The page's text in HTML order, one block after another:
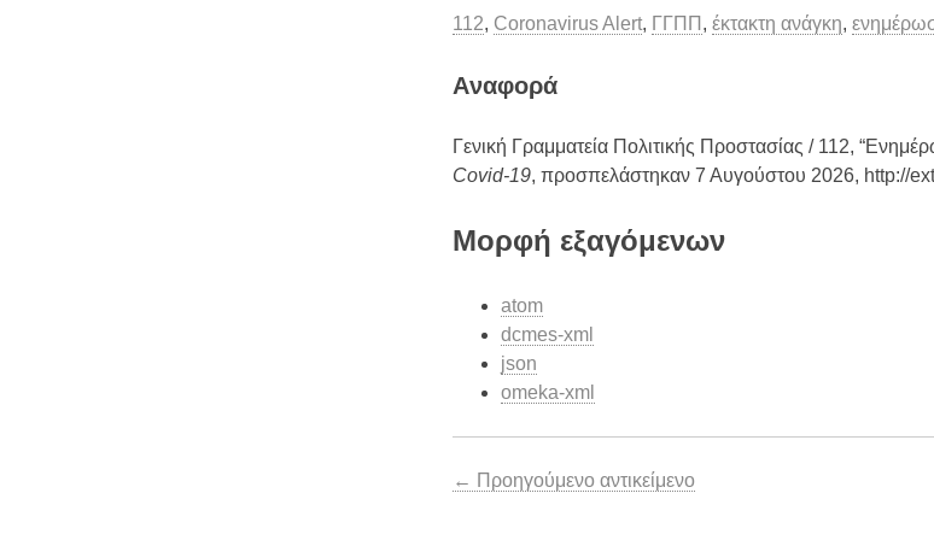
112, Coronavirus Alert, ΓΓΠΠ ,έκτακτη ανάγκη,
Aναφορά
Γενική Γραμματεία Πολιτικής Προστασίας / 112,
Covid-19, προσπελάστηκαν 7 Αυγούστου 2026, http://
Μορφή εξαγόμενων
atom
dcmes-xml
json
omeka-xml
← Προηγούμενο αντικείμενο